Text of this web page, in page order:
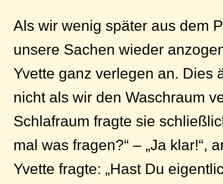
Als wir wenig später aus dem
unsere Sachen wieder
Yvette ganz verlegen an. Dies
nicht als wir den Waschraum
Schlafraum fragte sie
mal was fragen?“ – „Ja klar!“,
Yvette fragte: „Hast Du